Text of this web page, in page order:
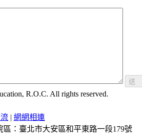
送
R.O.C. All rights reserved.
| 網網相連
區：臺北市大安區和平東路一段179號